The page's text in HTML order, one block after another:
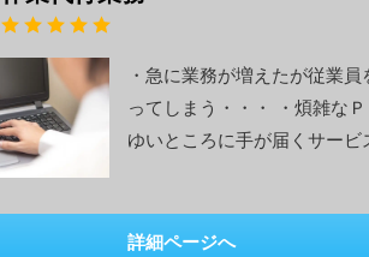
・急に業務が増えたが従業
ってしまう・・・ ・煩雑な
ゆいところに手が届くサービ
詳細ページへ